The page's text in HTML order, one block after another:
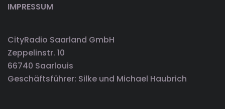
IMPRESSUM
CityRadio Saarland GmbH
Zeppelinstr. 10
66740 Saarlouis
Geschäftsführer: Silke und Michael Haubrich